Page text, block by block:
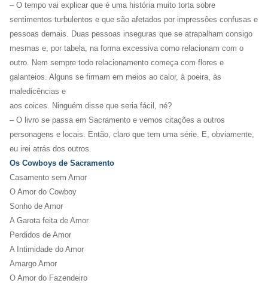
– O tempo vai explicar que é uma história muito torta sobre
sentimentos turbulentos e que são afetados por impressões confusas e
pessoas demais. Duas pessoas inseguras que se atrapalham consigo
mesmas e, por tabela, na forma excessiva como relacionam com o
outro. Nem sempre todo relacionamento começa com flores e
galanteios. Alguns se firmam em meios ao calor, à poeira, às
maledicências e
aos coices. Ninguém disse que seria fácil, né?
– O livro se passa em Sacramento e vemos citações a outros
personagens e locais. Então, claro que tem uma série. E, obviamente,
eu irei atrás dos outros.
Os Cowboys de Sacramento
Casamento sem Amor
O Amor do Cowboy
Sonho de Amor
A Garota feita de Amor
Perdidos de Amor
A Intimidade do Amor
Amargo Amor
O Amor do Fazendeiro